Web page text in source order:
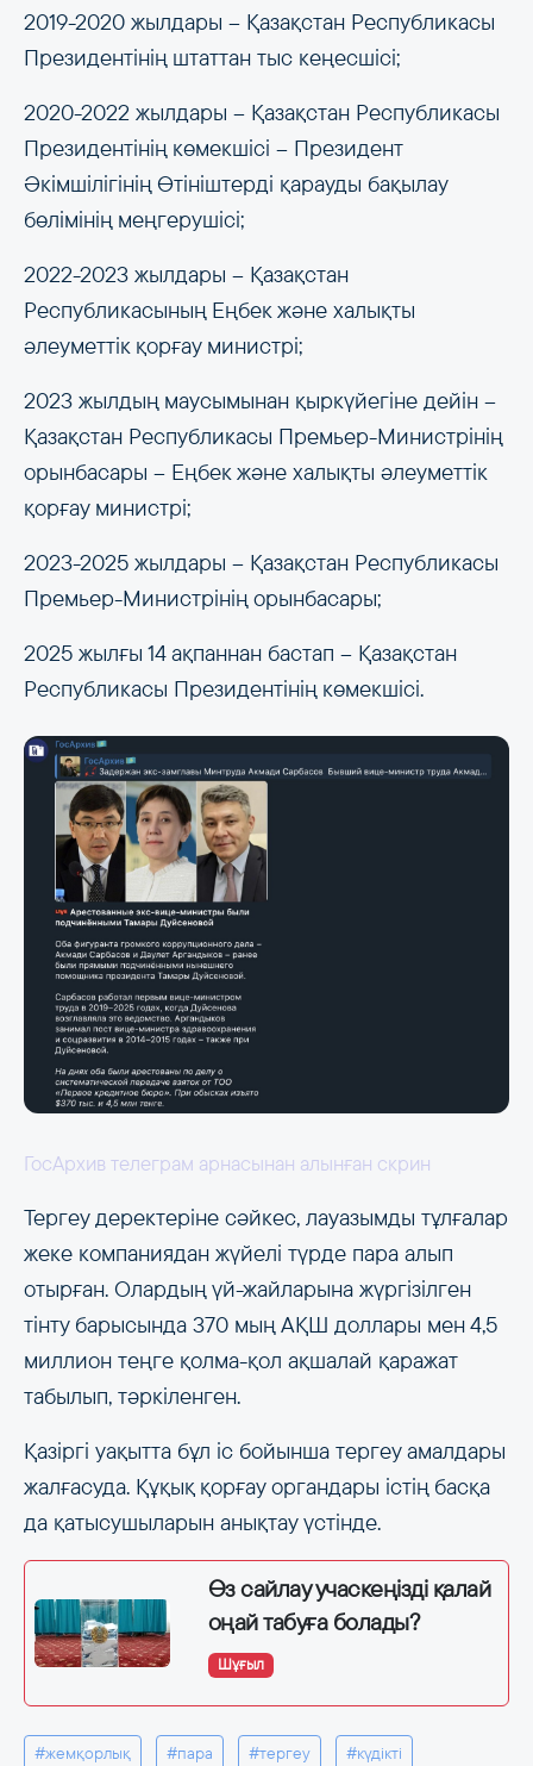
2019-2020 жылдары – Қазақстан Республикасы
Президентінің штаттан тыс кеңесшісі;
2020-2022 жылдары – Қазақстан Республикасы
Президентінің көмекшісі – Президент
Әкімшілігінің Өтініштерді қарауды бақылау
бөлімінің меңгерушісі;
2022-2023 жылдары – Қазақстан
Республикасының Еңбек және халықты
әлеуметтік қорғау министрі;
2023 жылдың маусымынан қыркүйегіне дейін –
Қазақстан Республикасы Премьер-Министрінің
орынбасары – Еңбек және халықты әлеуметтік
қорғау министрі;
2023-2025 жылдары – Қазақстан Республикасы
Премьер-Министрінің орынбасары;
2025 жылғы 14 ақпаннан бастап – Қазақстан
Республикасы Президентінің көмекшісі.
ГосАрхив телеграм арнасынан алынған скрин
Тергеу деректеріне сәйкес, лауазымды тұлғалар
жеке компаниядан жүйелі түрде пара алып
отырған. Олардың үй-жайларына жүргізілген
тінту барысында 370 мың АҚШ доллары мен 4,5
миллион теңге қолма-қол ақшалай қаражат
табылып, тәркіленген.
Қазіргі уақытта бұл іс бойынша тергеу амалдары
жалғасуда. Құқық қорғау органдары істің басқа
да қатысушыларын анықтау үстінде.
Өз сайлау учаскеңізді қалай
оңай табуға болады?
Шұғыл
#жемқорлық #пара #тергеу #күдікті